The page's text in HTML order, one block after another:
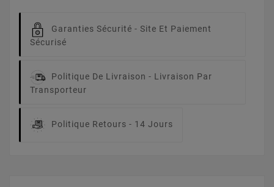
Garanties Sécurité - Site Et Paiement
Sécurisé
Politique De Livraison - Livraison Par
Transporteur
Politique Retours - 14 Jours